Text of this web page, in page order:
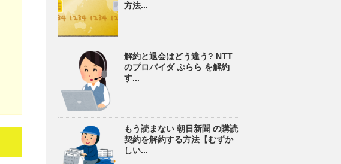
方法...
解約と退会はどう違う? NTT
のプロバイダ ぷらら を解約
す...
もう読まない 朝日新聞 の購読
契約を解約する方法【むずか
しい...